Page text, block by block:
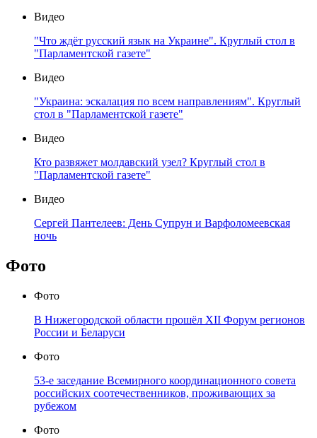
Видео
"Что ждёт русский язык на Украине". Круглый стол в
"Парламентской газете"
Видео
"Украина: эскалация по всем направлениям". Круглый
стол в "Парламентской газете"
Видео
Кто развяжет молдавский узел? Круглый стол в
"Парламентской газете"
Видео
Сергей Пантелеев: День Супрун и Варфоломеевская
ночь
Фото
Фото
В Нижегородской области прошёл XII Форум регионов
России и Беларуси
Фото
53-е заседание Всемирного координационного совета
российских соотечественников, проживающих за
рубежом
Фото